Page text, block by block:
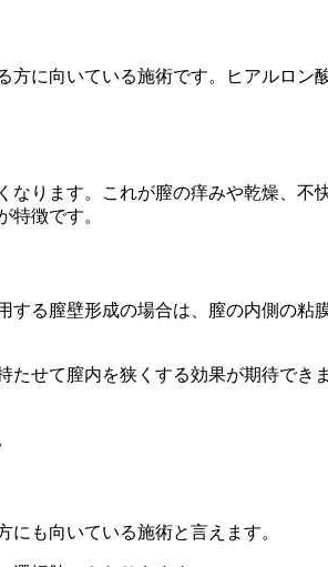
に向いている施術です。ヒアルロ
ります。これが膣の痒みや乾燥、
特徴です。
る膣壁形成の場合は、膣の内側の
せて膣内を狭くする効果が期待で
も向いている施術と言えます。